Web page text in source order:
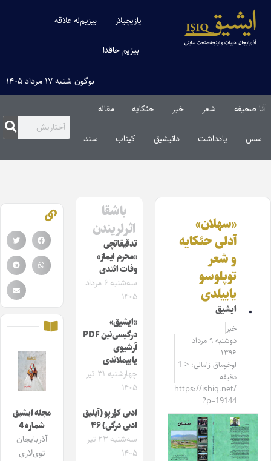
یازیچیلار بیزیم‌له علاقه
بیزیم حاقدا
بوگون شنبه ۱۷ مرداد ۱۴۰۵
آنا صحیفه شعر خبر حئکایه مقاله‌
سس یادداشت دانیشیق کیتاب سند
«سهلان»
آدلی حئکایه
و شعر
توپلوسو
یاییلدی
ایشیق
خبر
دوشنبه ۹ مرداد
۱۳۹۶
اوخوماق زامانی: < 1
دقیقه
https://ishiq.net/
?p=19144
باشقا
اثرلریندن
تدقیقاتچی
«محرم ایماز»
وفات ائتدی
سه‌شنبه ۶ مرداد
۱۴۰۵
«ایشیق»
درگیسی‌نین PDF
آرشیوی
یاییملاندی
چهارشنبه ۳۱ تیر
۱۴۰۵
ادبی کؤرپو (آیلیق
ادبی درگی) ۴۶
سه‌شنبه ۲۳ تیر
۱۴۰۵
مجله ایشیق
شماره 4
آذربایجان
توی‌لاری